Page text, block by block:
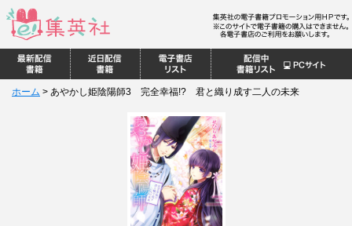
ホーム > あやかし姫陰陽師3 完全幸福!? 君と織り成す二人の未来